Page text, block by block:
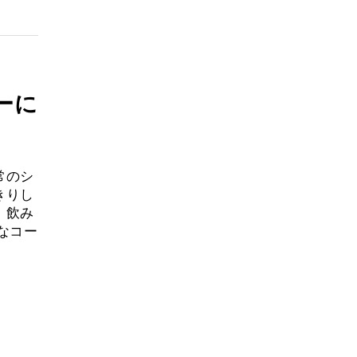
に
のシ
りし
飲み
コー